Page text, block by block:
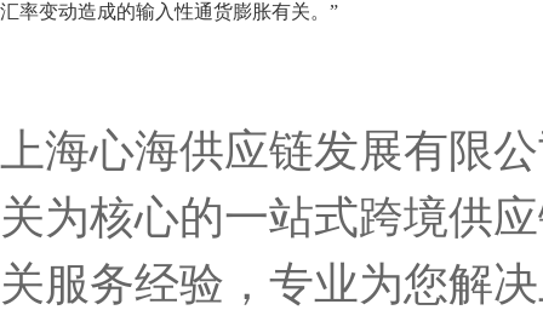
汇率变动造成的输入性通货膨胀有关。”
上海心海供应链发展有限
关为核心的一站式跨境供
关服务经验，专业为您解